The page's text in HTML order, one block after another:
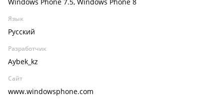
Язык
Русский
Разработчик
Aybek_kz
Сайт
www.windowsphone.com